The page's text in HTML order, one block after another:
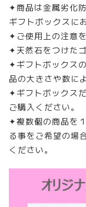
✦商品は金属劣化
ギフトボックスに
✦ご使用上の注意
✦天然石をつけた
✦ギフトボックス
品の大きさや数に
✦ギフトボックス
ご購入ください。
✦複数個の商品を
る事をご希望の場
ください。